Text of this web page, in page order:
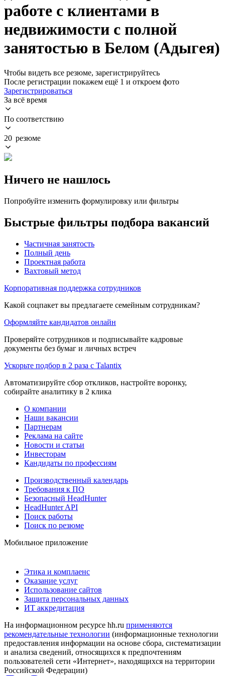
работе с клиентами в
недвижимости с полной
занятостью в Белом (Адыгея)
Чтобы видеть все резюме, зарегистрируйтесь
После регистрации покажем ещё 1 и откроем фото
Зарегистрироваться
За всё время
По соответствию
20 резюме
Ничего не нашлось
Попробуйте изменить формулировку или фильтры
Быстрые фильтры подбора вакансий
Частичная занятость
Полный день
Проектная работа
Вахтовый метод
Корпоративная поддержка сотрудников
Какой соцпакет вы предлагаете семейным сотрудникам?
Оформляйте кандидатов онлайн
Проверяйте сотрудников и подписывайте кадровые
документы без бумаг и личных встреч
Ускорьте подбор в 2 раза с Talantix
Автоматизируйте сбор откликов, настройте воронку,
собирайте аналитику в 2 клика
О компании
Наши вакансии
Партнерам
Реклама на сайте
Новости и статьи
Инвесторам
Кандидаты по профессиям
Производственный календарь
Требования к ПО
Безопасный HeadHunter
HeadHunter API
Поиск работы
Поиск по резюме
Мобильное приложение
Этика и комплаенс
Оказание услуг
Использование сайтов
Защита персональных данных
ИТ аккредитация
На информационном ресурсе hh.ru применяются
рекомендательные технологии (информационные технологии
предоставления информации на основе сбора, систематизации
и анализа сведений, относящихся к предпочтениям
пользователей сети «Интернет», находящихся на территории
Российской Федерации)